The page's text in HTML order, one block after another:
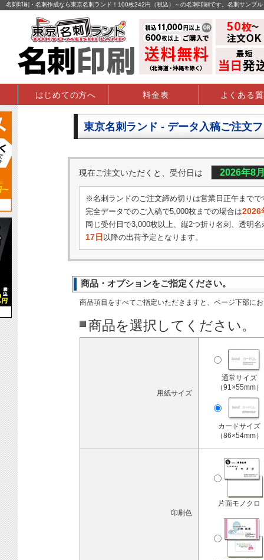
名刺印刷・名刺作成なら東京名刺ランド！100枚242円（税込）～の名刺印刷です。名刺サンプ
はじめての方へ 料金表 よくある
東京名刺ランド - データ入稿ご注文
現在ご注文いただくと、受付日は 2026年8
※名刺ランドのご注文締め切りは営業日正午までで
完全データでのご入稿で5,000枚までの場合は2026
同じ受付日で3,000枚以上、縦2つ折り名刺、透明名
17日 以降の出荷予定となります。
商品・オプションをご指定ください。
商品項目をすべてご指定いただきますと、ページ下部に
商品を選択してください。
用紙サイズ
通常サイズ
（91×55mm）
カードサイズ
（86×54mm）
印刷色
片面モノクロ